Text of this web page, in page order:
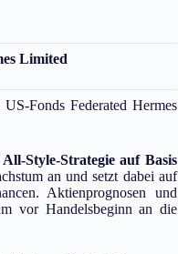
Limited
Fonds Federated Hermes
Style-Strategie auf Basis
an und setzt dabei auf
Aktienprognosen und
vor Handelsbeginn an die